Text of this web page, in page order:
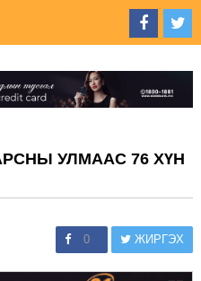
УЛМААС 76 ХҮН
0 ЖИРГЭХ